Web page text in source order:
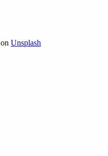
on Unsplash